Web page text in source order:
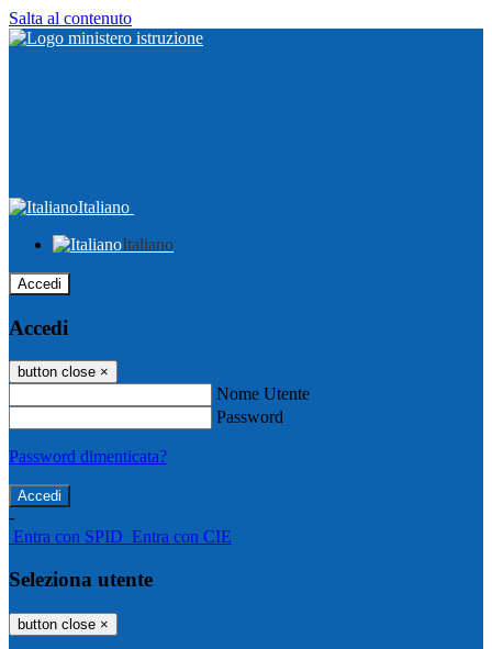
Salta al contenuto
Italiano
Italiano
Accedi
Accedi
button close ×
Nome Utente
Password
Password dimenticata?
-
Entra con SPID Entra con CIE
Seleziona utente
button close ×